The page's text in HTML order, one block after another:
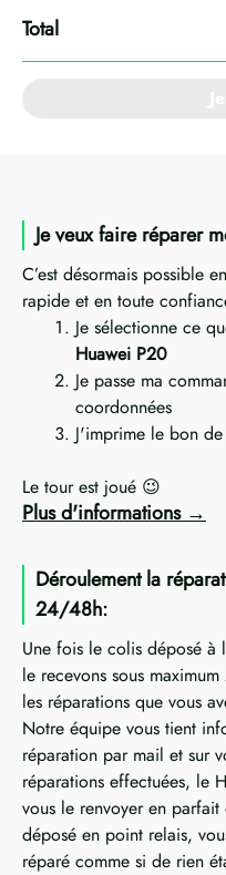
Je veux faire réparer
C’est désormais possible
rapide et en toute
Je sélectionne ce
Huawei P20
Je passe ma
coordonnées
J'imprime le bon
Le tour est joué 😉
Plus d'informations
Déroulement la
24/48h:
Une fois le colis déposé à
le recevons sous
les réparations que vous
Notre équipe vous tient
réparation par mail et sur
réparations effectuées, le
vous le renvoyer en
déposé en point relais,
réparé comme si de rien